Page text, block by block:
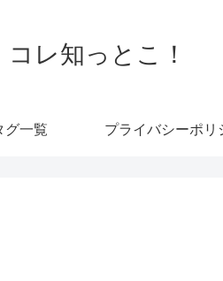
コレ知っとこ！
グ一覧 プライバシーポリ